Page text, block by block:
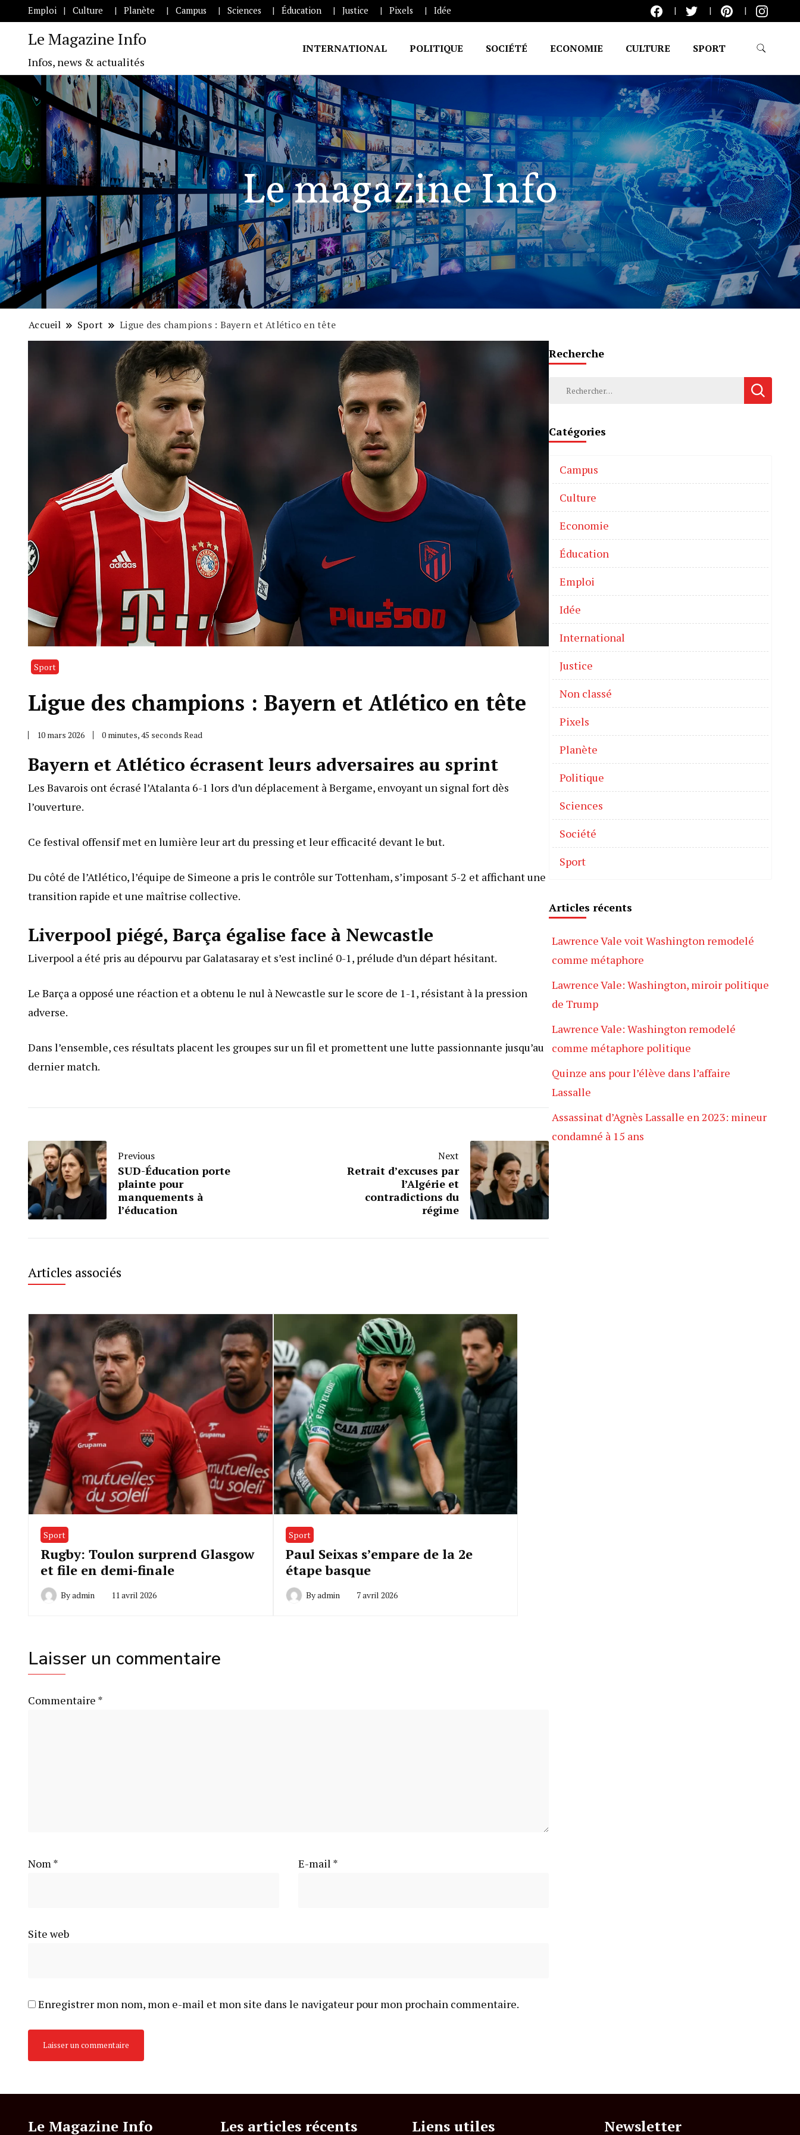
Emploi Culture Planète Campus Sciences Éducation Justice Pixels Idée
Le Magazine Info
Infos, news & actualités
INTERNATIONAL POLITIQUE SOCIÉTÉ ECONOMIE CULTURE SPORT
Le magazine Info
Accueil Sport Ligue des champions : Bayern et Atlético en tête
Sport
Ligue des champions : Bayern et Atlético en tête
10 mars 2026 0 minutes, 45 seconds Read
Bayern et Atlético écrasent leurs adversaires au sprint
Les Bavarois ont écrasé l’Atalanta 6-1 lors d’un déplacement à Bergame, envoyant un signal fort dès
l’ouverture.
Ce festival offensif met en lumière leur art du pressing et leur efficacité devant le but.
Du côté de l’Atlético, l’équipe de Simeone a pris le contrôle sur Tottenham, s’imposant 5-2 et affichant une
transition rapide et une maîtrise collective.
Liverpool piégé, Barça égalise face à Newcastle
Liverpool a été pris au dépourvu par Galatasaray et s’est incliné 0-1, prélude d’un départ hésitant.
Le Barça a opposé une réaction et a obtenu le nul à Newcastle sur le score de 1-1, résistant à la pression
adverse.
Dans l’ensemble, ces résultats placent les groupes sur un fil et promettent une lutte passionnante jusqu’au
dernier match.
Previous
SUD-Éducation porte
plainte pour
manquements à
l’éducation
Next
Retrait d’excuses par
l’Algérie et
contradictions du
régime
Articles associés
Sport
Rugby: Toulon surprend Glasgow
et file en demi-finale
Byadmin 11 avril 2026
Sport
Paul Seixas s’empare de la 2e
étape basque
Byadmin 7 avril 2026
Laisser un commentaire
Commentaire *
Nom* E-mail *
Site web
Enregistrer mon nom, mon e-mail et mon site dans le navigateur pour mon prochain commentaire.
Recherche
Catégories
Campus
Culture
Economie
Éducation
Emploi
Idée
International
Justice
Non classé
Pixels
Planète
Politique
Sciences
Société
Sport
Articles récents
Lawrence Vale voit Washington remodelé
comme métaphore
Lawrence Vale: Washington, miroir politique
de Trump
Lawrence Vale: Washington remodelé
comme métaphore politique
Quinze ans pour l’élève dans l’affaire
Lassalle
Assassinat d’Agnès Lassalle en 2023: mineur
condamné à 15 ans
Le Magazine Info Les articles récents Liens utiles Newsletter